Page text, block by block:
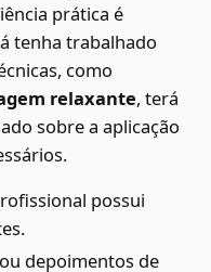
prática é
tenha trabalhado
como
relaxante, terá
sobre a aplicação
possui
depoimentos de